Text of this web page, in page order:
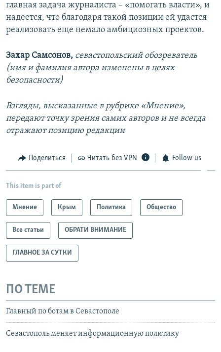
главная задача журналиста – «помогать власти», и
надеется, что благодаря такой позиции ей удастся
реализовать еще немало амбициозных проектов.
Захар Самсонов, севастопольский обозреватель
(имя и фамилия автора изменены в целях
безопасности)
Взгляды, высказанные в рубрике «Мнение»,
передают точку зрения самих авторов и не всегда
отражают позицию редакции
Поделиться Читать без VPN Follow us
This item is part of
Мнение Крым Политика Общество
Все статьи ОБРАТИ ВНИМАНИЕ
ГЛАВНОЕ ЗА СУТКИ
ПО ТЕМЕ
Главный по ботам в Севастополе
Севастополь меняет информационную политику